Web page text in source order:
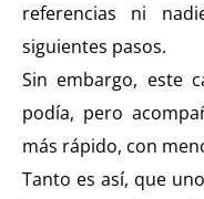
referencias ni
siguientes pasos.
Sin embargo, este
podía, pero
más rápido, con
Tanto es así, que